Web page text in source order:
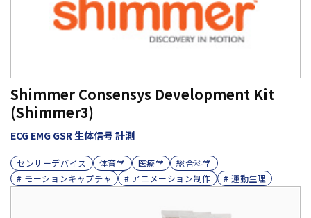
Shimmer Consensys Development Kit
(Shimmer3)
ECG EMG GSR 生体信号 計測
センサーデバイス 体育学 医療学
総合科学
# モーションキャプチャ
# アニメーション制作 # 運動生理